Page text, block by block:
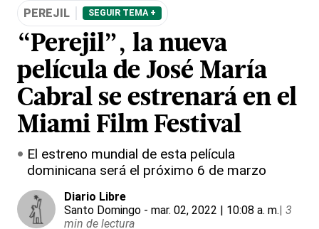
PEREJIL SEGUIR TEMA +
“Perejil”, la nueva
película de José María
Cabral se estrenará en el
Miami Film Festival
El estreno mundial de esta película
dominicana será el próximo 6 de marzo
Diario Libre
Santo Domingo - mar. 02, 2022 | 10:08 a. m.| 3
min de lectura